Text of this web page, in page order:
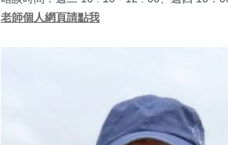
老師個人網頁請點我